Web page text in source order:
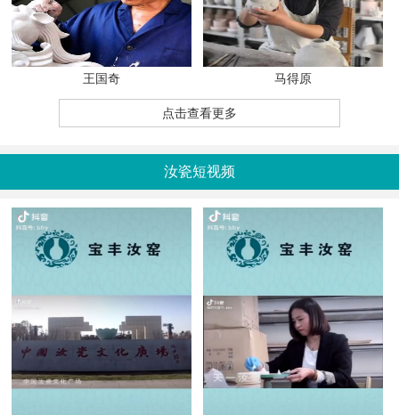
王国奇 马得原
点击查看更多
汝瓷短视频